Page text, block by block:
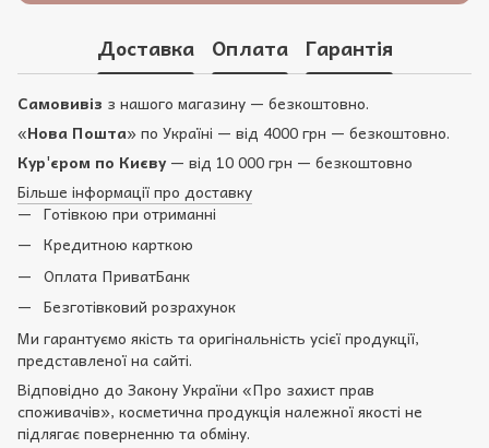
Доставка Оплата Гарантія
Самовивіз з нашого магазину — безкоштовно.
«Нова Пошта» по Україні — від 4000 грн — безкоштовно.
Кур'єром по Києву — від 10 000 грн — безкоштовно
Більше інформації про доставку
Готівкою при отриманні
Кредитною карткою
Оплата ПриватБанк
Безготівковий розрахунок
Ми гарантуємо якість та оригінальність усієї продукції,
представленої на сайті.
Відповідно до Закону України «Про захист прав
споживачів», косметична продукція належної якості не
підлягає поверненню та обміну.